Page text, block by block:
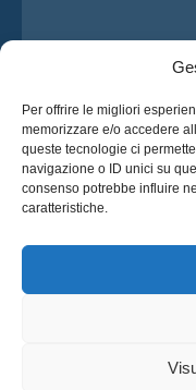
Per offrire le migliori
memorizzare e/o accedere
queste tecnologie ci
navigazione o ID unici su
consenso potrebbe influire
caratteristiche.
© 2025
Ho letto e